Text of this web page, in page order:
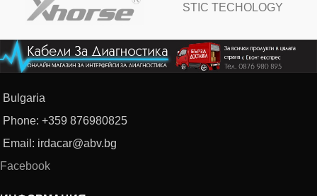
Filter W166 W246.pdf CAN
STIC TECHOLOGY
Bulgaria
Phone: +359 876980825
Email: irdacar@abv.bg
Facebook